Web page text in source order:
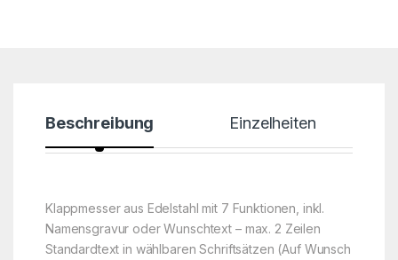
Beschreibung Einzelheiten
Klappmesser aus Edelstahl mit 7 Funktionen, inkl.
Namensgravur oder Wunschtext – max. 2 Zeilen
Standardtext in wählbaren Schriftsätzen (Auf Wunsch